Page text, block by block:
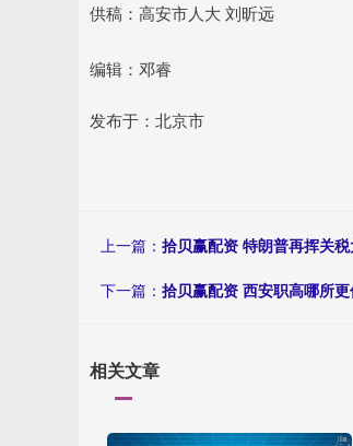
供稿：高安市人大 刘昕远
编辑：邓睿
发布于：北京市
上一篇： 拾贝赢配资 特朗普再挥关
下一篇： 拾贝赢配资 西安职高哪所
相关文章